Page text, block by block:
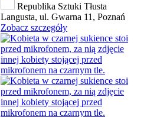
Republika Sztuki Tłusta
Langusta, ul. Gwarna 11, Poznań
Zobacz szczegóły